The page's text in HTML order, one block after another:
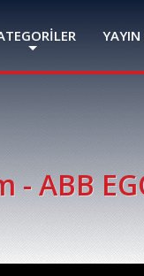
YAYIN
ABB